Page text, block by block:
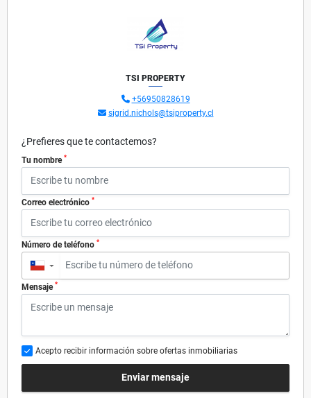
TSI PROPERTY
+56950828619
sigrid.nichols@tsiproperty.cl
¿Prefieres que te contactemos?
Tu nombre *
Correo electrónico *
Número de teléfono *
▼
Mensaje *
Acepto recibir información sobre ofertas inmobiliarias
Enviar mensaje